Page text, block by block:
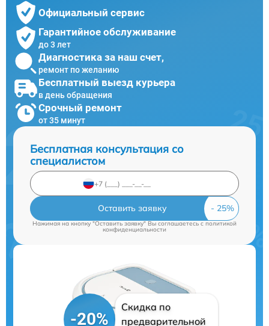
Официальный сервис
Гарантийное обслуживание
до 3 лет
Диагностика за наш счет,
ремонт по желанию
Бесплатный выезд курьера
в день обращения
Срочный ремонт
от 35 минут
Бесплатная консультация со
специалистом
Оставить заявку
Нажимая на кнопку "Оставить заявку" Вы соглашаетесь c политикой
конфиденциальности
-20%
Скидка по
предварительной